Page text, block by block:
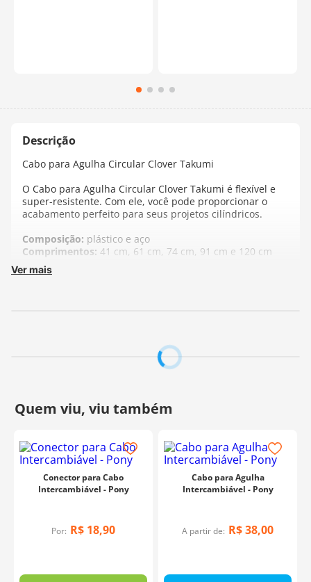
Cabo para Agulha Circular Clover Takumi
O Cabo para Agulha Circular Clover Takumi é flexível e
super-resistente. Com ele, você pode proporcionar o
acabamento perfeito para seus projetos cilíndricos.
Composição: plástico e aço
Comprimentos: 41 cm, 61 cm, 74 cm, 91 cm e 120 cm
Fabricante:
Ver mais
Conector para Cabo
Intercambiável - Pony
Por: R$ 18,90
Cabo para Agulha
Intercambiável - Pony
A partir de: R$38,00